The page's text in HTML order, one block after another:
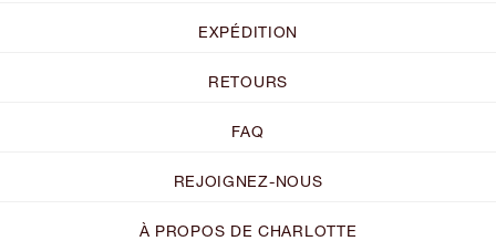
EXPÉDITION
RETOURS
FAQ
REJOIGNEZ-NOUS
À PROPOS DE CHARLOTTE